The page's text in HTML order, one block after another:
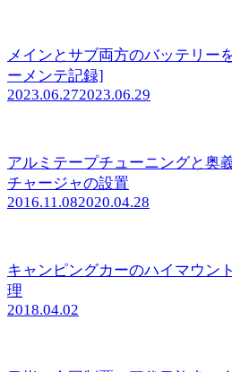
メインとサブ両方のバッテリー
ーメンテ記録]
2023.06.272023.06.29
アルミテープチューニングと奥
チャージャの設置
2016.11.082020.04.28
キャンピングカーのハイマウン
理
2018.04.02